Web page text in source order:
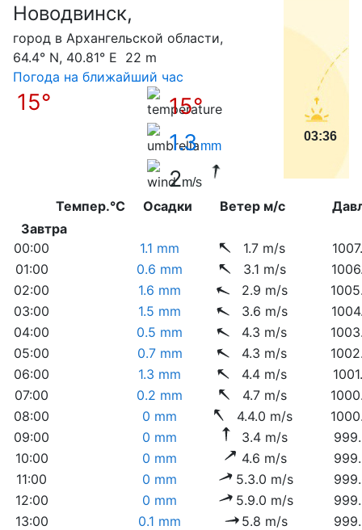
Новодвинск,
город в Архангельской области,
64.4° N, 40.81° E 22 m
Погода на ближайший час
15°
15°
1.3mm
2m/s
03:36
Темпер.°C Осадки Ветер м/с
Завтра
00:00
1.1 mm 1.7 m/s
01:00
0.6 mm 3.1 m/s
02:00
1.6 mm 2.9 m/s
03:00
1.5 mm 3.6 m/s
04:00
0.5 mm 4.3 m/s
05:00
0.7 mm 4.3 m/s
06:00
1.3 mm 4.4 m/s
07:00
0.2 mm 4.7 m/s
08:00
0 mm 4.4.0 m/s
09:00
0 mm 3.4 m/s
10:00
0 mm 4.6 m/s
11:00
0 mm 5.3.0 m/s
12:00
0 mm 5.9.0 m/s
13:00
0.1 mm 5.8 m/s